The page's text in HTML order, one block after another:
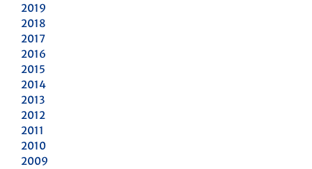
2019
2018
2017
2016
2015
2014
2013
2012
2011
2010
2009